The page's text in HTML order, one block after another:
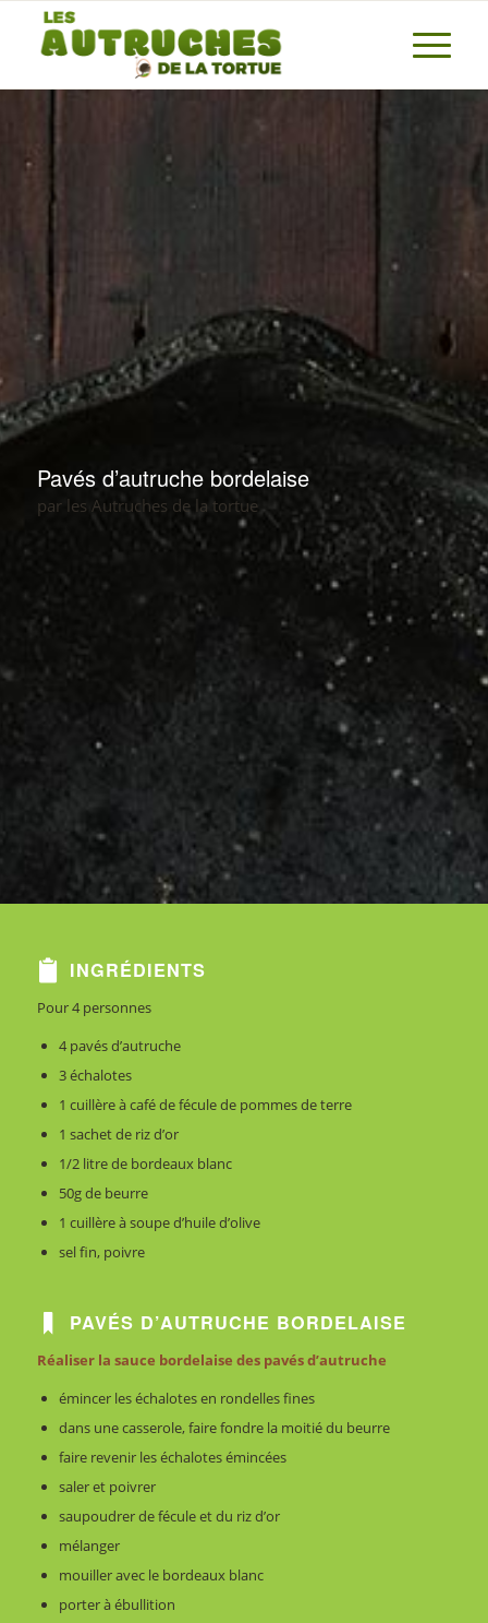
Pavés d’autruche bordelaise
par les Autruches de la tortue
INGRÉDIENTS
Pour 4 personnes
4 pavés d’autruche
3 échalotes
1 cuillère à café de fécule de pommes de terre
1 sachet de riz d’or
1/2 litre de bordeaux blanc
50g de beurre
1 cuillère à soupe d’huile d’olive
sel fin, poivre
PAVÉS D’AUTRUCHE BORDELAISE
Réaliser la sauce bordelaise des pavés d’autruche
émincer les échalotes en rondelles fines
dans une casserole, faire fondre la moitié du beurre
faire revenir les échalotes émincées
saler et poivrer
saupoudrer de fécule et du riz d’or
mélanger
mouiller avec le bordeaux blanc
porter à ébullition